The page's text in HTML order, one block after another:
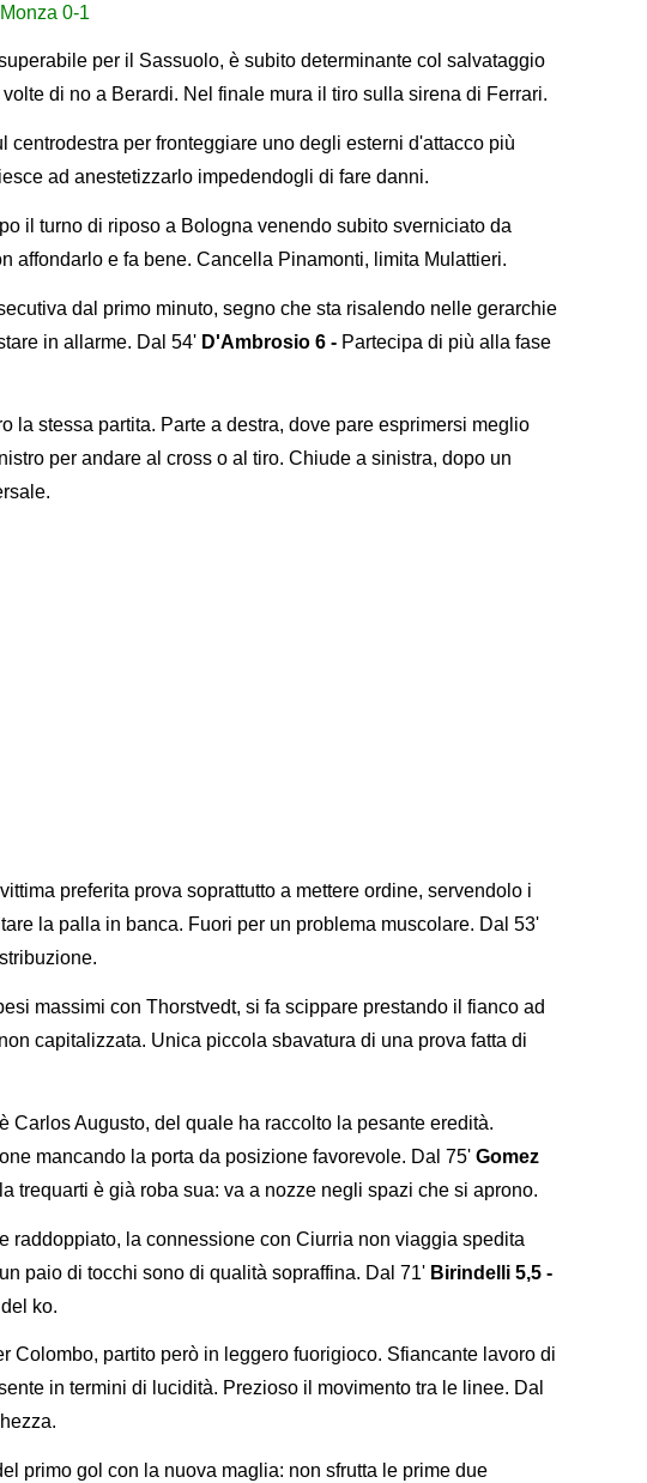
0-1
per il Sassuolo, è subito determinante col salvataggio
di no a Berardi. Nel finale mura il tiro sulla sirena di Ferrari.
centrodestra per fronteggiare uno degli esterni d'attacco più
ad anestetizzarlo impedendogli di fare danni.
il turno di riposo a Bologna venendo subito sverniciato da
affondarlo e fa bene. Cancella Pinamonti, limita Mulattieri.
dal primo minuto, segno che sta risalendo nelle gerarchie
in allarme. Dal 54' D'Ambrosio 6 - Partecipa di più alla fase
la stessa partita. Parte a destra, dove pare esprimersi meglio
per andare al cross o al tiro. Chiude a sinistra, dopo un
preferita prova soprattutto a mettere ordine, servendolo i
la palla in banca. Fuori per un problema muscolare. Dal 53'
massimi con Thorstvedt, si fa scippare prestando il fianco ad
capitalizzata. Unica piccola sbavatura di una prova fatta di
Carlos Augusto, del quale ha raccolto la pesante eredità.
mancando la porta da posizione favorevole. Dal 75' Gomez
trequarti è già roba sua: va a nozze negli spazi che si aprono.
raddoppiato, la connessione con Ciurria non viaggia spedita
paio di tocchi sono di qualità sopraffina. Dal 71' Birindelli 5,5 -
ko.
Colombo, partito però in leggero fuorigioco. Sfiancante lavoro di
in termini di lucidità. Prezioso il movimento tra le linee. Dal
primo gol con la nuova maglia: non sfrutta le prime due